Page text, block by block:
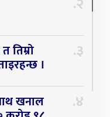
तिम्रो
।
३
खनाल ४